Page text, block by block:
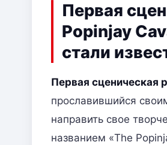
Первая
Popinjay
стали
Первая сценическая
прославившийся
направить свое
названием «The